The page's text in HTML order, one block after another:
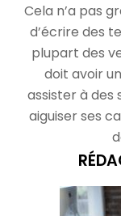
Cela n’a pas
d’écrire des
plupart des
doit avoir
assister à des
aiguiser ses